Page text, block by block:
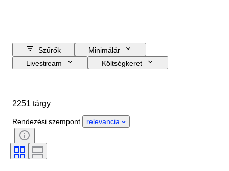
Szűrők
Minimálár
Livestream
Költségkeret
Country of origin
Állapot
Stílus
Szín
Ráírt méret
Inggallér mérete
2251 tárgy
Rendezési szempont relevancia